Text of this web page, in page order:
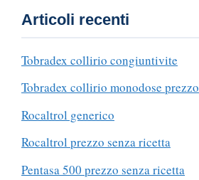
Articoli recenti
Tobradex collirio congiuntivite
Tobradex collirio monodose prezzo
Rocaltrol generico
Rocaltrol prezzo senza ricetta
Pentasa 500 prezzo senza ricetta